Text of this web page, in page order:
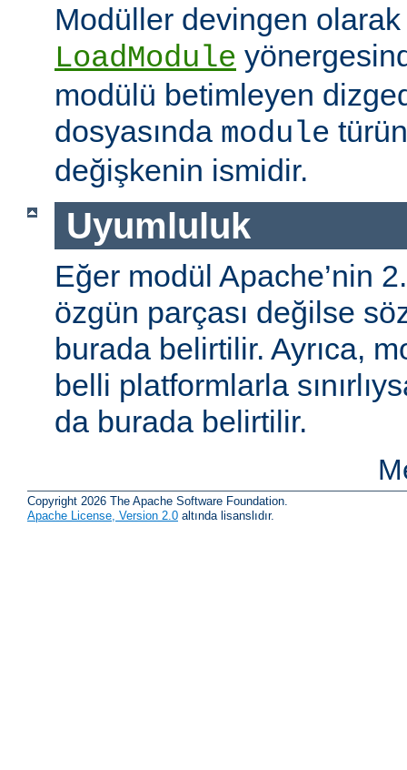
Modüller devingen
LoadModule
modülü betimleyen
dosyasında module
değişkenin ismidir.
Uyumluluk
Eğer modül Apache’nin 2.
özgün parçası değilse
burada belirtilir. Ayrıca,
belli platformlarla
da burada belirtilir.
Copyright 2026 The Apache Software Foundation.
Apache License, Version 2.0 altında lisanslıdır.